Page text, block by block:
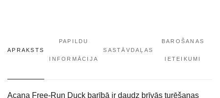
APRAKSTS
PAPILDU
INFORMĀCIJA
SASTĀVDAĻAS
BAROŠANAS
IETEIKUMI
Acana Free-Run Duck barībā ir daudz brīvās turēšanas